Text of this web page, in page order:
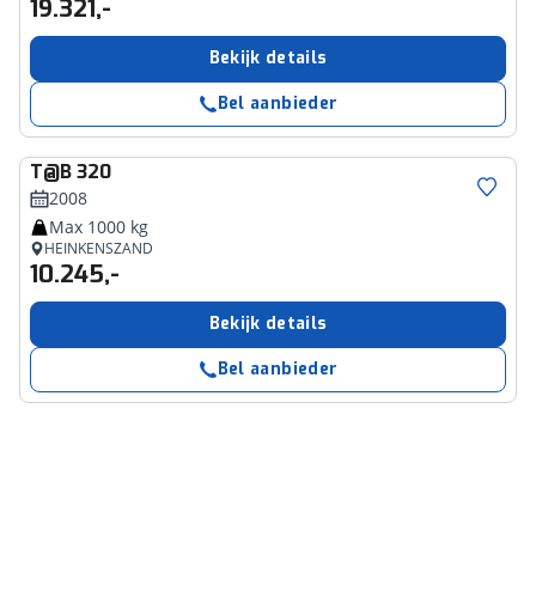
19.321,-
Bekijk details
Bel aanbieder
T@B320
2008
Max 1000 kg
HEINKENSZAND
10.245,-
Bekijk details
Bel aanbieder